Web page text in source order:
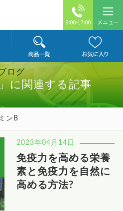
9:00-17:00 メニュー
ログ
に関連する記事
ンB
2023年04月14日
免疫力を高める栄養
素と免疫力を自然に
高める方法?